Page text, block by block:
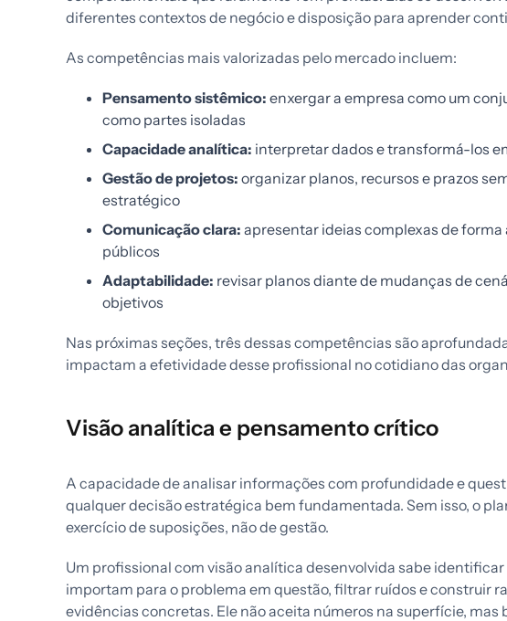
diferentes contextos de negócio e disposição para aprender
As competências mais valorizadas pelo mercado incluem:
Pensamento sistêmico: enxergar a empresa como um
como partes isoladas
Capacidade analítica: interpretar dados e transformá-los
Gestão de projetos: organizar planos, recursos e prazos
estratégico
Comunicação clara: apresentar ideias complexas de
públicos
Adaptabilidade: revisar planos diante de mudanças de
objetivos
Nas próximas seções, três dessas competências são
impactam a efetividade desse profissional no cotidiano das
Visão analítica e pensamento crítico
A capacidade de analisar informações com profundidade e
qualquer decisão estratégica bem fundamentada. Sem isso, o
exercício de suposições, não de gestão.
Um profissional com visão analítica desenvolvida sabe
importam para o problema em questão, filtrar ruídos e construir
evidências concretas. Ele não aceita números na superfície, mas